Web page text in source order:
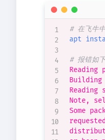
# 在飞牛
apt
# 报错如
Reading
Building
Reading
Note,
Some